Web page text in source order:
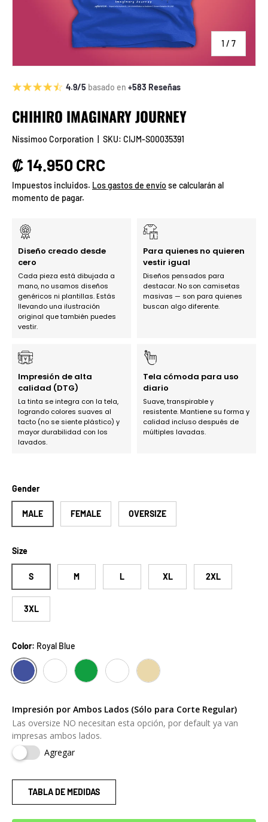
1 / de
7
4.9/5 basado en +583 Reseñas
CHIHIRO IMAGINARY JOURNEY
Nissimoo Corporation SKU: CIJM-S00035391
Precio normal
₡ 14.950 CRC
Impuestos incluidos. Los gastos de envío se calcularán al
momento de pagar.
Diseño creado desde
cero
Cada pieza está dibujada a
mano, no usamos diseños
genéricos ni plantillas. Estás
llevando una ilustración
original que también puedes
vestir.
Para quienes no quieren
vestir igual
Diseños pensados para
destacar. No son camisetas
masivas — son para quienes
buscan algo diferente.
Impresión de alta
calidad (DTG)
La tinta se integra con la tela,
logrando colores suaves al
tacto (no se siente plástico) y
mayor durabilidad con los
lavados.
Tela cómoda para uso
diario
Suave, transpirable y
resistente. Mantiene su forma y
calidad incluso después de
múltiples lavadas.
Gender
MALE FEMALE OVERSIZE
Size
S M L XL 2XL
3XL
Color: Royal Blue
ROYAL BLUE
WHITE HEATHER GREEN
OS WHITEOS BEIGE
Impresión por Ambos Lados (Sólo para Corte Regular)
Las oversize NO necesitan esta opción, por default ya van
impresas ambos lados.
Agregar
TABLA DE MEDIDAS